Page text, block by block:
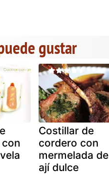
gustar
Costillar de
cordero con
mermelada de
ají dulce